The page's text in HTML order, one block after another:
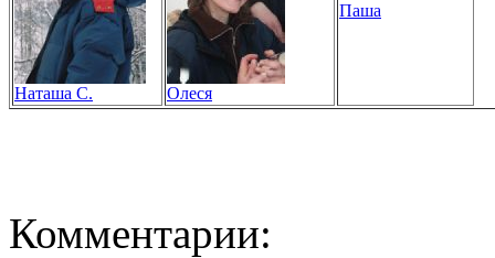
Наташа С. Олеся
Паша
Комментарии: